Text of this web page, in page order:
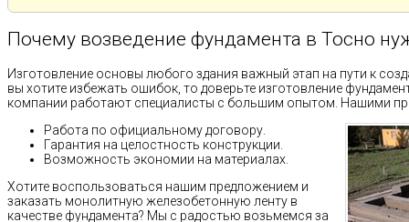
Почему возведение фундамента в Тосно
Изготовление основы любого здания важный этап на пути к
вы хотите избежать ошибок, то доверьте изготовление
компании работают специалисты с большим опытом. Нашими
Работа по официальному договору.
Гарантия на целостность конструкции.
Возможность экономии на материалах.
Хотите воспользоваться нашим предложением и
заказать монолитную железобетонную ленту в
качестве фундамента? Мы с радостью возьмемся за